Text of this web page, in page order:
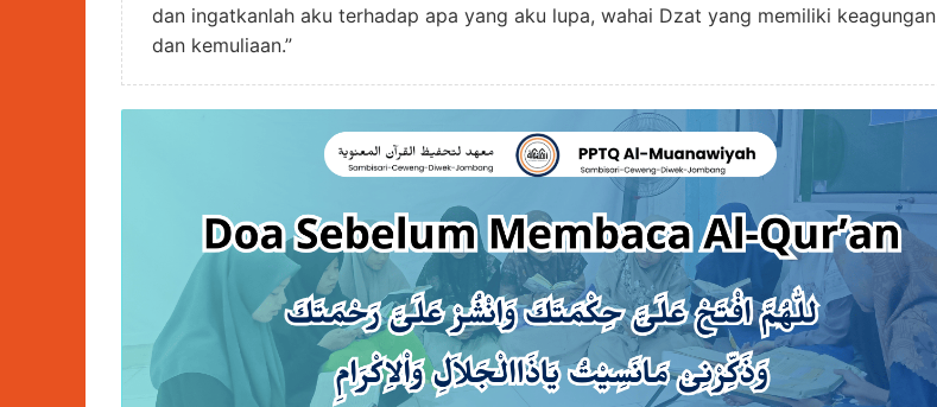
dan ingatkanlah aku terhadap apa yang aku lupa, wahai Dzat yang memiliki keagungan
dan kemuliaan.”